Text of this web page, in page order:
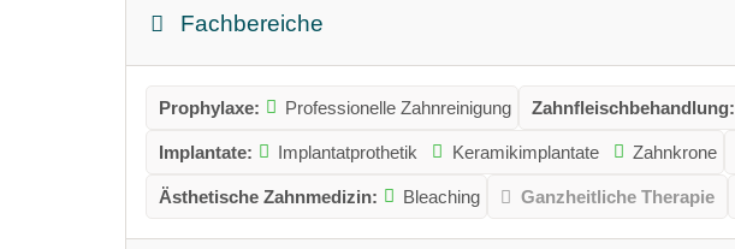
Fachbereiche
Prophylaxe: Professionelle Zahnreinigung Zahnfleischbehandlung:
Implantate: Implantatprothetik Keramikimplantate Zahnkrone
Ästhetische Zahnmedizin: Bleaching Ganzheitliche Therapie